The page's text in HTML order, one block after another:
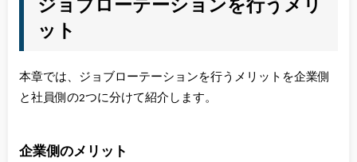
ット
本章では、ジョブローテーションを行うメリットを企業側
と社員側の2つに分けて紹介します。
企業側のメリット